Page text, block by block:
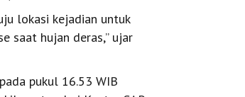
lokasi kejadian untuk
saat hujan deras,” ujar
pukul 16.53 WIB